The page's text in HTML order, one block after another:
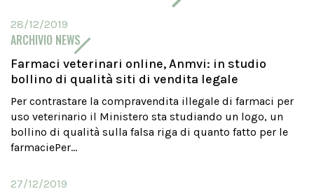
28/12/2019
ARCHIVIO NEWS
Farmaci veterinari online, Anmvi: in studio
bollino di qualità siti di vendita legale
Per contrastare la compravendita illegale di farmaci per
uso veterinario il Ministero sta studiando un logo, un
bollino di qualità sulla falsa riga di quanto fatto per le
farmaciePer...
27/12/2019